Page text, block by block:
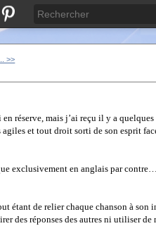
>>
réserve, mais j’ai reçu il y a
et tout droit sorti de son esprit
exclusivement en anglais par
étant de relier chaque chanson à son
des réponses des autres ni utiliser de